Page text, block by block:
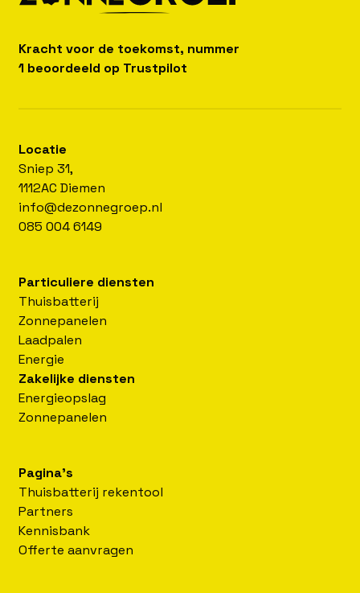
Kracht voor de toekomst, nummer
1 beoordeeld op Trustpilot
Locatie
Sniep 31,
1112AC Diemen
info@dezonnegroep.nl
085 004 6149
Particuliere diensten
Thuisbatterij
Zonnepanelen
Laadpalen
Energie
Zakelijke diensten
Energieopslag
Zonnepanelen
Pagina's
Thuisbatterij rekentool
Partners
Kennisbank
Offerte aanvragen